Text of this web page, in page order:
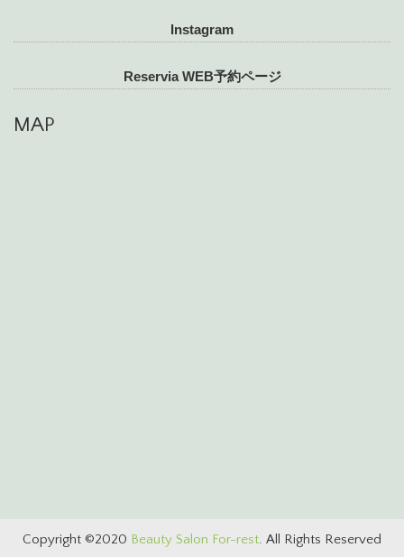
Instagram
Reservia WEB予約ページ
MAP
Copyright ©2020 Beauty Salon For-rest. All Rights Reserved